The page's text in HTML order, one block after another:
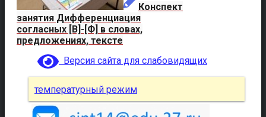
Конспект
занятия Дифференциация
согласных [В]-[Ф] в словах,
предложениях, тексте
Версия сайта для слабовидящих
температурный режим